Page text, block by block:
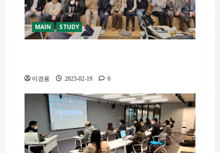
MAIN STUDY
이경용 2023-02-19 0